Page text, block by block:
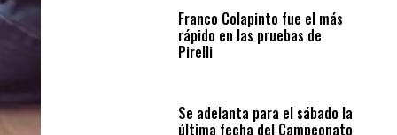
Franco Colapinto fue el más
rápido en las pruebas de
Pirelli
Se adelanta para el sábado la
última fecha del Campeonato